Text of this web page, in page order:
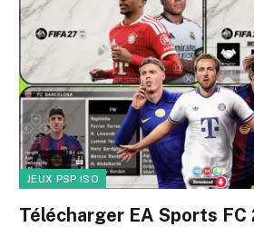
JEUX PSP ISO
Télécharger EA Sports FC